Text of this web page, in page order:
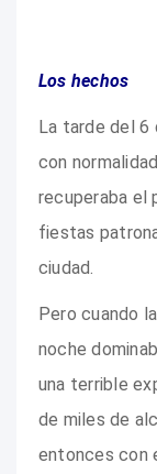
Los hechos
La tarde del 6
con
recuperaba el
fiestas
ciudad.
Pero cuando
noche
una terrible
de miles de
entonces con